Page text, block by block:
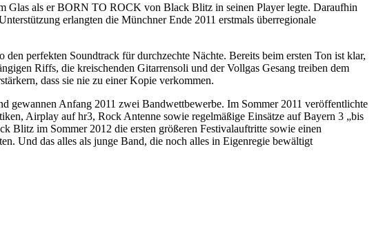
Glas als er BORN TO ROCK von Black Blitz in seinen Player legte. Daraufhin
erlangten die Münchner Ende 2011 erstmals überregionale
perfekten Soundtrack für durchzechte Nächte. Bereits beim ersten Ton ist klar,
Riffs, die kreischenden Gitarrensoli und der Vollgas Gesang treiben dem
dass sie nie zu einer Kopie verkommen.
gewannen Anfang 2011 zwei Bandwettbewerbe. Im Sommer 2011 veröffentlichte
Airplay auf hr3, Rock Antenne sowie regelmäßige Einsätze auf Bayern 3 „bis
Blitz im Sommer 2012 die ersten größeren Festivalauftritte sowie einen
Und das alles als junge Band, die noch alles in Eigenregie bewältigt